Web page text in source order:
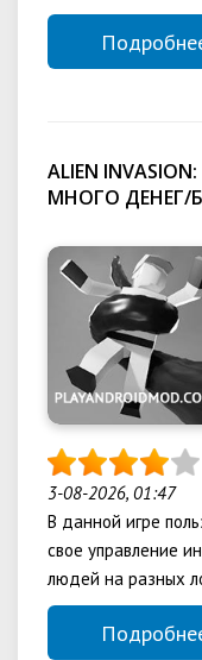
ALIEN
МНОГО ДЕНЕГ/
3-08-2026, 01:47
В данной игре
свое управление
людей на разных